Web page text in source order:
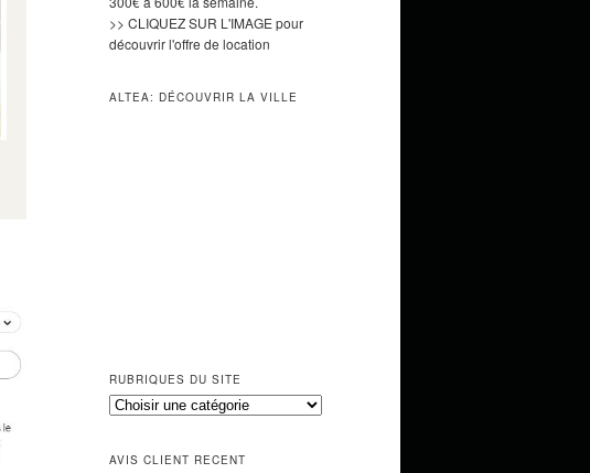
>> CLIQUEZ SUR L'IMAGE pour
découvrir l'offre de location
ALTEA: DÉCOUVRIR LA VILLE
RUBRIQUES DU SITE
AVIS CLIENT RECENT